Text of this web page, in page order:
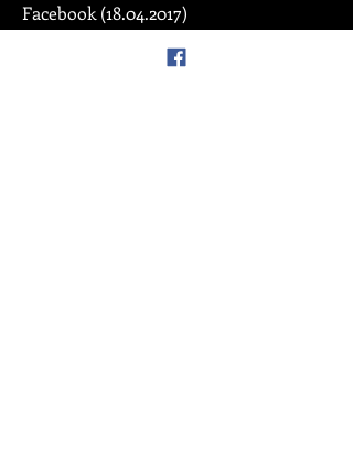
Facebook (18.04.2017)